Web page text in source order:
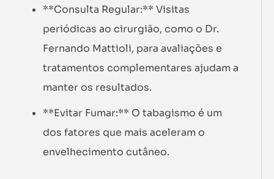
**Consulta Regular:** Visitas
periódicas ao cirurgião, como o Dr.
Fernando Mattioli, para avaliações e
tratamentos complementares ajudam a
manter os resultados.
**Evitar Fumar:** O tabagismo é um
dos fatores que mais aceleram o
envelhecimento cutâneo.